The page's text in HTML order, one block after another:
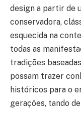
design a partir de
conservadora,
esquecida na
todas as
tradições
possam trazer
históricos para o
gerações, tando